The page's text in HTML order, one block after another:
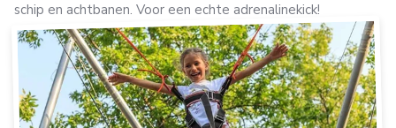
schip en achtbanen. Voor een echte adrenalinekick!